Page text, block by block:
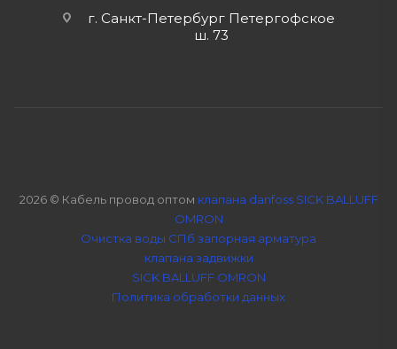
г. Санкт-Петербург Петергофское
ш. 73
2026 © Кабель провод оптом клапана danfoss SICK BALLUFF
OMRON
Очистка воды СПб запорная арматура
клапана задвижки
SICK BALLUFF OMRON
Политика обработки данных